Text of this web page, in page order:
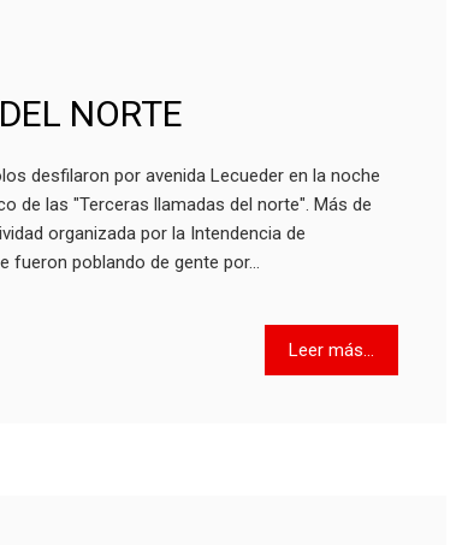
NORTE
desfilaron por avenida Lecueder en la noche
de las "Terceras llamadas del norte". Más de
organizada por la Intendencia de
fueron poblando de gente por…
Leer más...